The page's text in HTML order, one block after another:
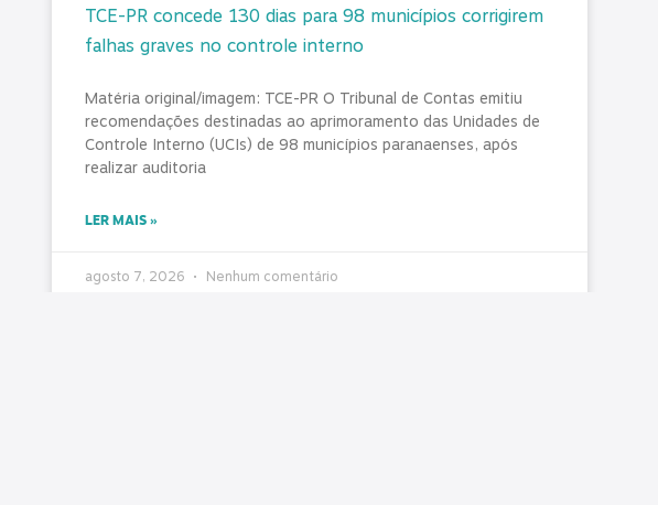
TCE-PR concede 130 dias para 98 municípios corrigirem
falhas graves no controle interno
Matéria original/imagem: TCE-PR O Tribunal de Contas emitiu
recomendações destinadas ao aprimoramento das Unidades de
Controle Interno (UCIs) de 98 municípios paranaenses, após
realizar auditoria
LER MAIS »
agosto 7, 2026 Nenhum comentário